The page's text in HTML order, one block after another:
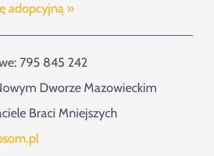
adopcyjną »
795 845 242
Dworze Mazowieckim
Braci Mniejszych